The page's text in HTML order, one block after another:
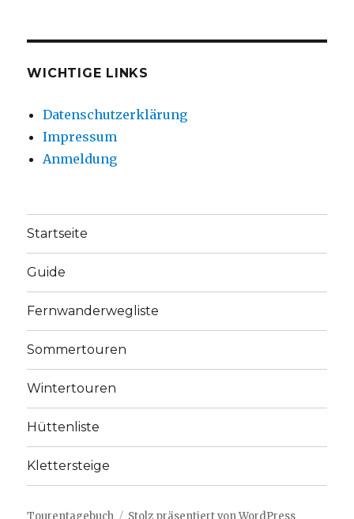
WICHTIGE LINKS
Datenschutzerklärung
Impressum
Anmeldung
Startseite
Guide
Fernwanderwegliste
Sommertouren
Wintertouren
Hüttenliste
Klettersteige
Tourentagebuch Stolz präsentiert von WordPress